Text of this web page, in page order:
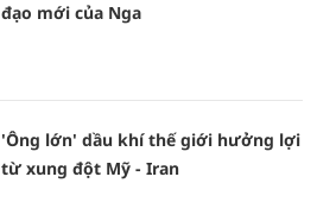
đạo mới của Nga
'Ông lớn' dầu khí thế giới hưởng lợi
từ xung đột Mỹ - Iran